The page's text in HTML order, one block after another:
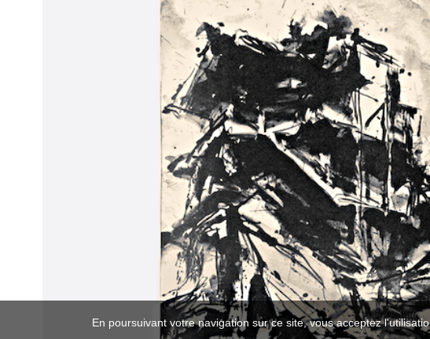
En poursuivant votre navigation sur ce site, vous acceptez